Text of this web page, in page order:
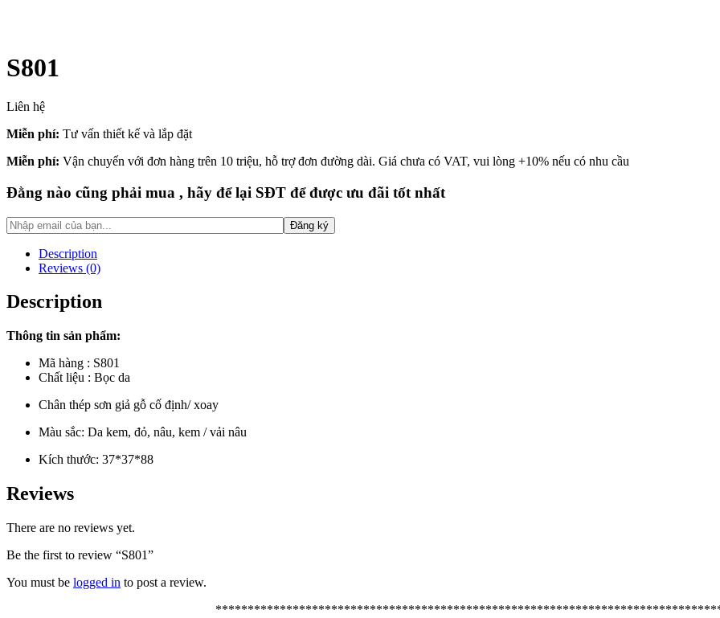
S801
Liên hệ
Miễn phí: Tư vấn thiết kế và lắp đặt
Miễn phí: Vận chuyển với đơn hàng trên 10 triệu, hỗ trợ đơn đường dài. Giá chưa có VAT, vui lòng +10% nếu có nhu cầu
Đằng nào cũng phải mua , hãy để lại SĐT để được ưu đãi tốt nhất
Description
Reviews (0)
Description
Thông tin sản phẩm:
Mã hàng : S801
Chất liệu : Bọc da
Chân thép sơn giả gỗ cố định/ xoay
Màu sắc: Da kem, đỏ, nâu, kem / vải nâu
Kích thước: 37*37*88
Reviews
There are no reviews yet.
Be the first to review “S801”
You must be logged in to post a review.